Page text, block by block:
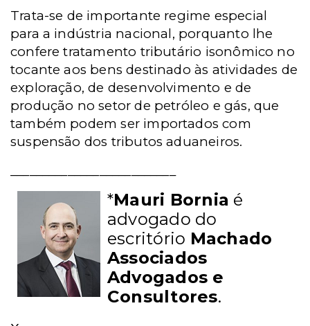
Trata-se de importante regime especial
para a indústria nacional, porquanto lhe
confere tratamento tributário isonômico no
tocante aos bens destinado às atividades de
exploração, de desenvolvimento e de
produção no setor de petróleo e gás, que
também podem ser importados com
suspensão dos tributos aduaneiros.
*Mauri Bornia é
advogado do
escritório Machado
Associados
Advogados e
Consultores.